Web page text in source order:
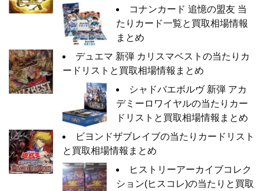
コナンカード 追憶の盟友 当
たりカード一覧と買取相場情報
まとめ
デュエマ 新弾 カリスマベストの当たりカ
ードリストと買取相場情報まとめ
シャドバエボルヴ 新弾 アカ
デミーロワイヤルの当たりカー
ドリストと買取相場情報まとめ
ビヨンドザブレイブの当たりカードリスト
と買取相場情報まとめ
ヒストリーアーカイブコレク
ション(ヒスコレ)の当たりと買取